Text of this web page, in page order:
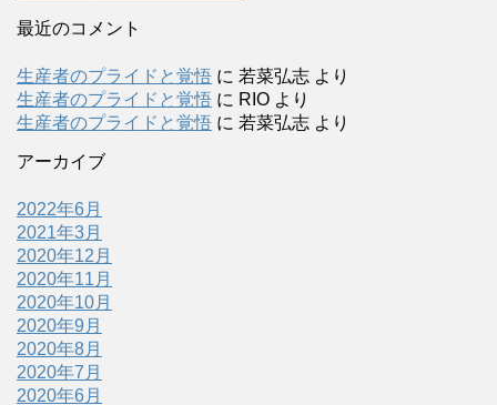
最近のコメント
生産者のプライドと覚悟 に 若菜弘志 より
生産者のプライドと覚悟 に RIO より
生産者のプライドと覚悟 に 若菜弘志 より
アーカイブ
2022年6月
2021年3月
2020年12月
2020年11月
2020年10月
2020年9月
2020年8月
2020年7月
2020年6月